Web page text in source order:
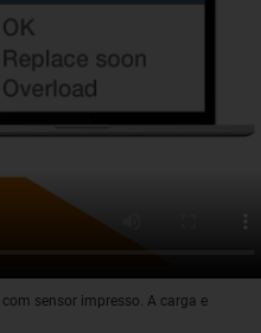
sensor impresso. A carga e